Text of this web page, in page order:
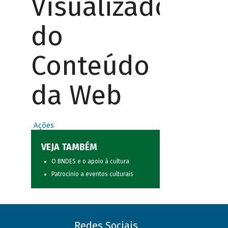
Visualizador
do
Conteúdo
da Web
Ações
VEJA TAMBÉM
O BNDES e o apoio à cultura
Patrocínio a eventos culturais
Redes Sociais